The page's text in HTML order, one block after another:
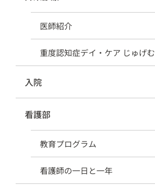
医師紹介
重度認知症デイ・ケア じゅげむ
入院
看護部
教育プログラム
看護師の一日と一年